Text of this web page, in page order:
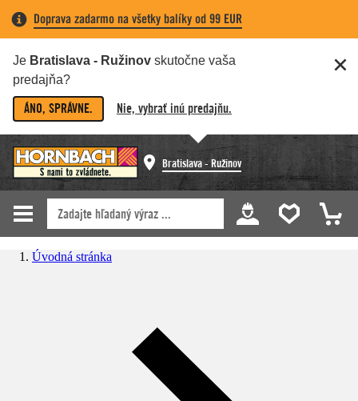
Doprava zadarmo na všetky balíky od 99 EUR
Je Bratislava - Ružinov skutočne vaša
predajňa?
ÁNO, SPRÁVNE. Nie, vybrať inú predajňu.
Bratislava - Ružinov
Úvodná stránka